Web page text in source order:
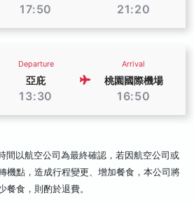
17:50 21:20
Departure
亞庇
13:30
Arrival
桃園國際機場
16:50
間以航空公司為最終確認，若因航空公司或
機點，造成行程變更、增加餐食，本公司將
餐食，則酌於退費。